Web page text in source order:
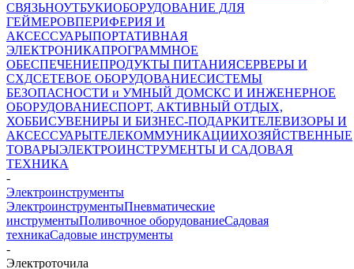
СВЯЗЬНОУТБУКИОБОРУДОВАНИЕ ДЛЯ
ГЕЙМЕРОВПЕРИФЕРИЯ И
АКСЕССУАРЫПОРТАТИВНАЯ
ЭЛЕКТРОНИКАПРОГРАММНОЕ
ОБЕСПЕЧЕНИЕПРОДУКТЫ ПИТАНИЯСЕРВЕРЫ И
СХДСЕТЕВОЕ ОБОРУДОВАНИЕСИСТЕМЫ
БЕЗОПАСНОСТИ и УМНЫЙ ДОМСКС И ИНЖЕНЕРНОЕ
ОБОРУДОВАНИЕСПОРТ, АКТИВНЫЙ ОТДЫХ,
ХОББИСУВЕНИРЫ И БИЗНЕС-ПОДАРКИТЕЛЕВИЗОРЫ И
АКСЕССУАРЫТЕЛЕКОММУНИКАЦИИХОЗЯЙСТВЕННЫЕ
ТОВАРЫЭЛЕКТРОИНСТРУМЕНТЫ И САДОВАЯ
ТЕХНИКА
-
Электроинструменты
ЭлектроинструментыПневматические
инструментыПоливочное оборудованиеСадовая
техникаСадовые инструменты
-
Электроточила